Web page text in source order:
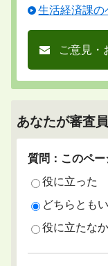
生活経済課の
ご意見・
あなたが審査員
質問：このペ
役に立った
どちらとも
役に立たな